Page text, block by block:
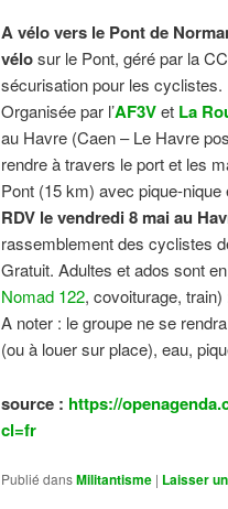
A vélo vers le Pont de
vélosur le Pont, géré par la
sécurisation pour les cyclistes.
Organisée par l’AF3Vet La
au Havre (Caen – Le Havre
rendre à travers le port et les
Pont (15 km) avec pique-nique
RDV le vendredi 8 mai au
rassemblement des cyclistes
Gratuit. Adultes et ados sont
Nomad 122, covoiturage,
A noter : le groupe ne se
(ou à louer sur place), eau,
source : https://
cl=fr
Publié dansMilitantisme | Laisser